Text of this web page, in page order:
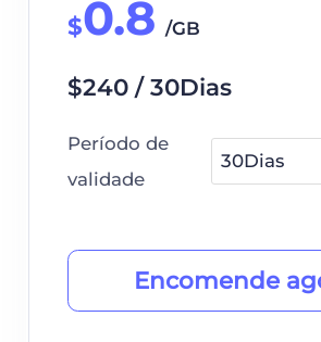
$0.8 /GB
$240 / 30Dias
Período de
validade
Encomende